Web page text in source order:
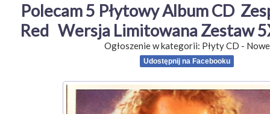
Polecam 5 Płytowy Album CD
Red   Wersja Limitowana Zestaw
Ogłoszenie w kategorii: Płyty CD - Nowe
Udostępnij na Facebooku